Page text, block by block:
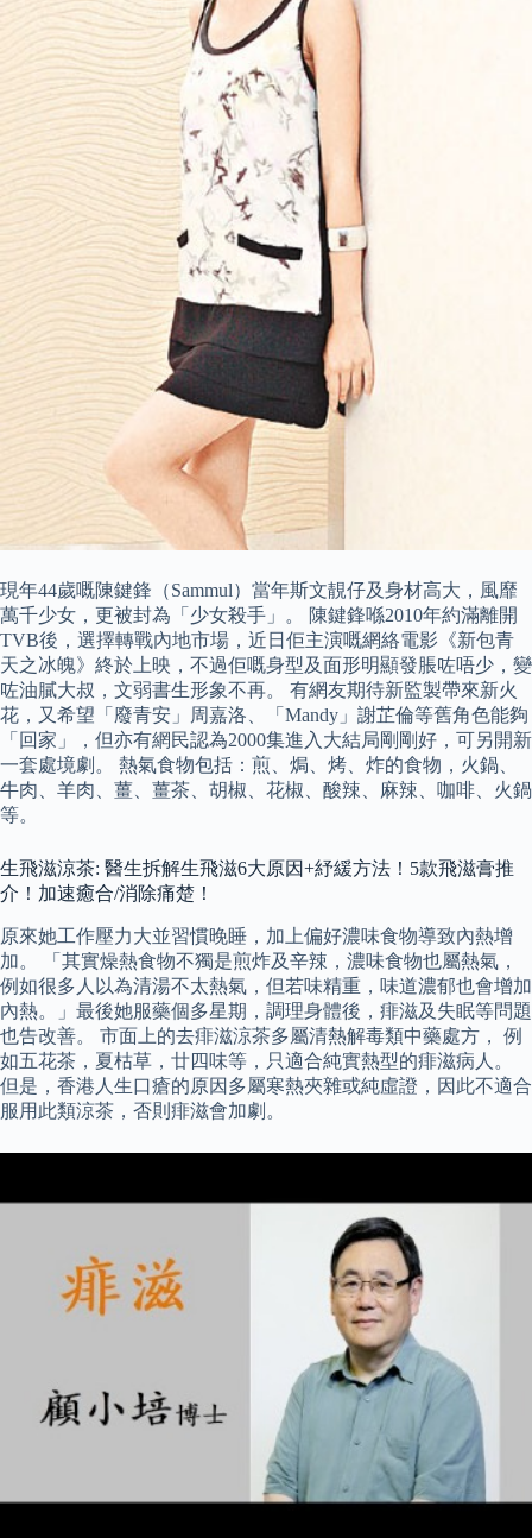
現年44歲嘅陳鍵鋒（Sammul）當年斯文靚仔及身材高大，風靡
萬千少女，更被封為「少女殺手」。 陳鍵鋒喺2010年約滿離開
TVB後，選擇轉戰內地市場，近日佢主演嘅網絡電影《新包青
天之冰魄》終於上映，不過佢嘅身型及面形明顯發脹咗唔少，變
咗油膩大叔，文弱書生形象不再。 有網友期待新監製帶來新火
花，又希望「廢青安」周嘉洛、「Mandy」謝芷倫等舊角色能夠
「回家」，但亦有網民認為2000集進入大結局剛剛好，可另開新
一套處境劇。 熱氣食物包括：煎、焗、烤、炸的食物，火鍋、
牛肉、羊肉、薑、薑茶、胡椒、花椒、酸辣、麻辣、咖啡、火鍋
等。
生飛滋涼茶: 醫生拆解生飛滋6大原因+紓緩方法！5款飛滋膏推
介！加速癒合/消除痛楚！
原來她工作壓力大並習慣晚睡，加上偏好濃味食物導致內熱增
加。 「其實燥熱食物不獨是煎炸及辛辣，濃味食物也屬熱氣，
例如很多人以為清湯不太熱氣，但若味精重，味道濃郁也會增加
內熱。」最後她服藥個多星期，調理身體後，痱滋及失眠等問題
也告改善。 市面上的去痱滋涼茶多屬清熱解毒類中藥處方， 例
如五花茶，夏枯草，廿四味等，只適合純實熱型的痱滋病人。
但是，香港人生口瘡的原因多屬寒熱夾雜或純虛證，因此不適合
服用此類涼茶，否則痱滋會加劇。